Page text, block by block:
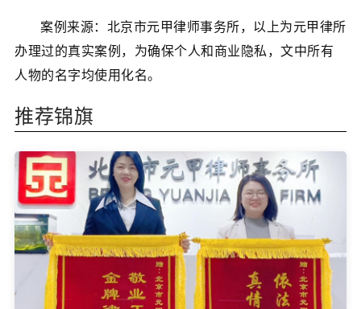
案例来源：北京市元甲律师事务所，以上为元甲律所
办理过的真实案例，为确保个人和商业隐私，文中所有
人物的名字均使用化名。
推荐锦旗